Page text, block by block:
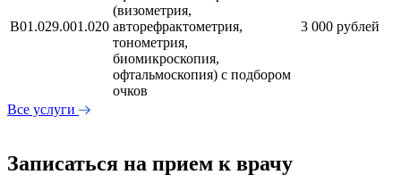
В01.029.001.020
(визометрия,
авторефрактометрия,
тонометрия,
биомикроскопия,
офтальмоскопия) с подбором
очков
3 000 рублей
Все услуги
Записаться на прием к врачу